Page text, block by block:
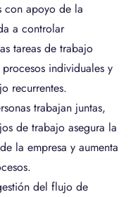
con apoyo de la
a controlar
tareas de trabajo
individuales y
recurrentes.
trabajan juntas,
de trabajo asegura la
la empresa y aumenta
del flujo de